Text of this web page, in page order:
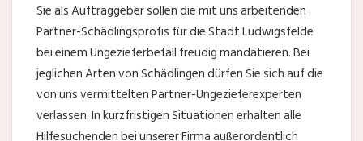
Sie als Auftraggeber sollen die mit uns arbeitenden
Partner-Schädlingsprofis für die Stadt Ludwigsfelde
bei einem Ungezieferbefall freudig mandatieren. Bei
jeglichen Arten von Schädlingen dürfen Sie sich auf die
von uns vermittelten Partner-Ungezieferexperten
verlassen. In kurzfristigen Situationen erhalten alle
Hilfesuchenden bei unserer Firma außerordentlich